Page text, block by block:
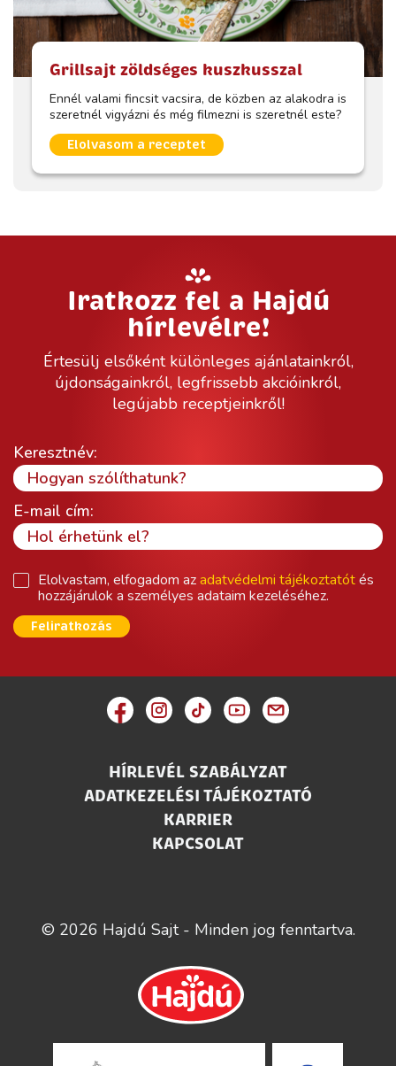
Grillsajt zöldséges kuszkusszal
Ennél valami fincsit vacsira, de közben az alakodra is
szeretnél vigyázni és még filmezni is szeretnél este?
Elolvasom a receptet
Iratkozz fel a Hajdú
hírlevélre!
Értesülj elsőként különleges ajánlatainkról,
újdonságainkról, legfrissebb akcióinkról,
legújabb receptjeinkről!
Keresztnév:
E-mail cím:
Elolvastam, elfogadom azadatvédelmi tájékoztatótés
hozzájárulok a személyes adataim kezeléséhez.
Feliratkozás
HÍRLEVÉL SZABÁLYZAT
ADATKEZELÉSI TÁJÉKOZTATÓ
KARRIER
KAPCSOLAT
© 2026 Hajdú Sajt - Minden jog fenntartva.